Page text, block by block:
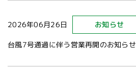
2026年06月26日 お知らせ
台風7号通過に伴う営業再開のお知らせ